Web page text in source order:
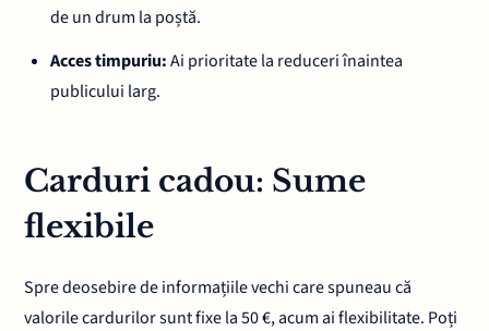
de un drum la poștă.
Acces timpuriu:Ai prioritate la reduceri înaintea
publicului larg.
Carduri cadou: Sume
flexibile
Spre deosebire de informațiile vechi care spuneau că
valorile cardurilor sunt fixe la 50 €, acum ai flexibilitate. Poți